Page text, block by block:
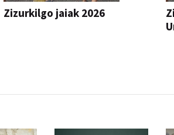
Zizurkilgo jaiak 2026